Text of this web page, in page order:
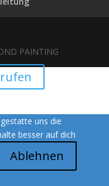
PAINTING
uns die
besser auf dich
Ablehnen